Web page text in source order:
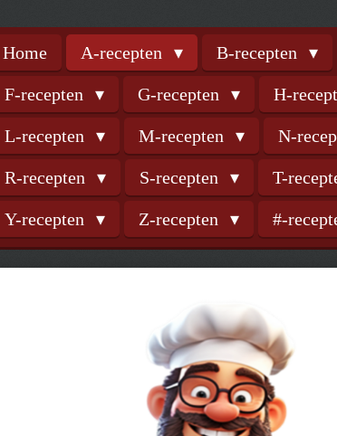
Home A-recepten B-recepten
F-recepten G-recepten H-
L-recepten M-recepten N-
R-recepten S-recepten T-
Y-recepten Z-recepten #-